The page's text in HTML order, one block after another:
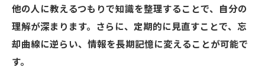
日常生活で応用できる運転テクニック
他の人に教えるつもりで知識を整理することで、自分の
理解が深まります。さらに、定期的に見直すことで、忘
却曲線に逆らい、情報を長期記憶に変えることが可能で
す。